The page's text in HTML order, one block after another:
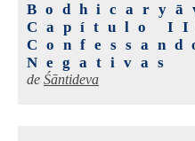
Capítulo
Negativas
de Śāntideva